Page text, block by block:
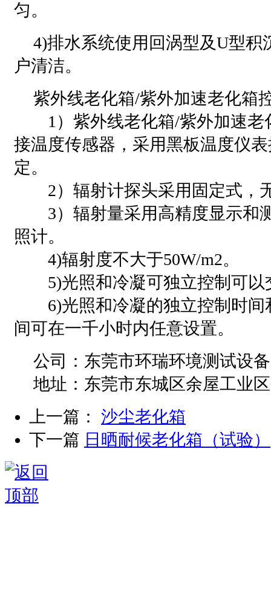
匀。
4)排水系统使用回涡型及U型积
户清洁。
紫外线老化箱/紫外加速老化箱
1）紫外线老化箱/紫外加速老
接温度传感器，采用黑板温度仪
定。
2）辐射计探头采用固定式，
3）辐射量采用高精度显示和
照计。
4)辐射度不大于50W/m2。
5)光照和冷凝可独立控制可以
6)光照和冷凝的独立控制时间
间可在一千小时内任意设置。
公司：东莞市环瑞环境测试设
地址：东莞市东城区余屋工业
上一篇： 沙尘老化箱
下一篇 日晒耐候老化箱（试验）